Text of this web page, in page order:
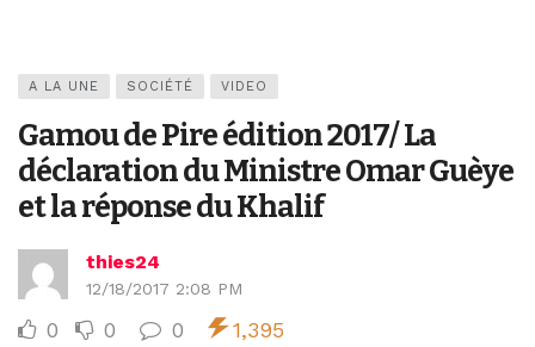
A LA UNE SOCIÉTÉ VIDEO
Gamou de Pire édition 2017/ La
déclaration du Ministre Omar Guèye
et la réponse du Khalif
thies24
12/18/2017 2:08 PM
0 0 0 1,395